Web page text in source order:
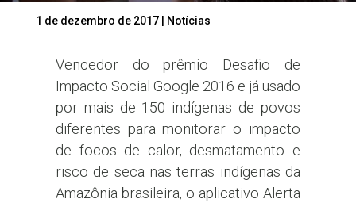
1 de dezembro de 2017| Notícias
Vencedor do prêmio Desafio de
Impacto Social Google 2016 e já usado
por mais de 150 indígenas de povos
diferentes para monitorar o impacto
de focos de calor, desmatamento e
risco de seca nas terras indígenas da
Amazônia brasileira, o aplicativo Alerta